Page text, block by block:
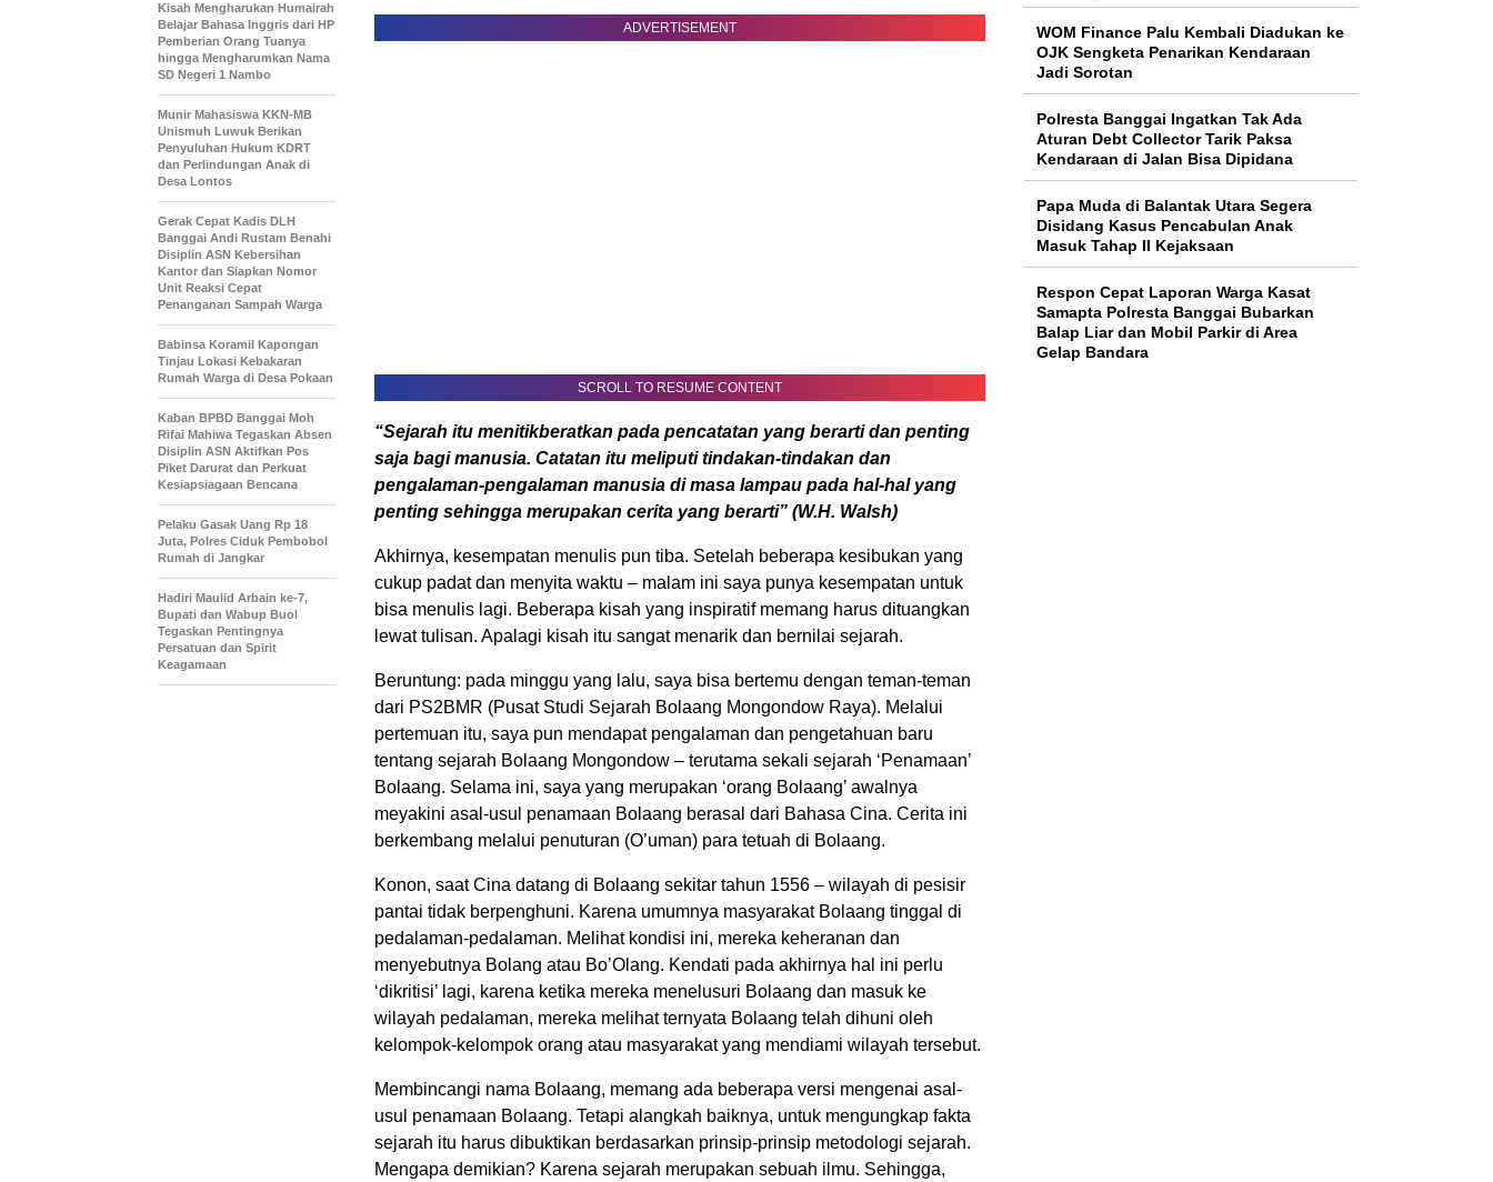
ADVERTISEMENT
SCROLL TO RESUME CONTENT
“Sejarah itu menitikberatkan pada pencatatan yang berarti dan penting
saja bagi manusia. Catatan itu meliputi tindakan-tindakan dan
pengalaman-pengalaman manusia di masa lampau pada hal-hal yang
penting sehingga merupakan cerita yang berarti” (W.H. Walsh)
Akhirnya, kesempatan menulis pun tiba. Setelah beberapa kesibukan yang
cukup padat dan menyita waktu – malam ini saya punya kesempatan untuk
bisa menulis lagi. Beberapa kisah yang inspiratif memang harus dituangkan
lewat tulisan. Apalagi kisah itu sangat menarik dan bernilai sejarah.
Beruntung: pada minggu yang lalu, saya bisa bertemu dengan teman-teman
dari PS2BMR (Pusat Studi Sejarah Bolaang Mongondow Raya). Melalui
pertemuan itu, saya pun mendapat pengalaman dan pengetahuan baru
tentang sejarah Bolaang Mongondow – terutama sekali sejarah ‘Penamaan’
Bolaang. Selama ini, saya yang merupakan ‘orang Bolaang’ awalnya
meyakini asal-usul penamaan Bolaang berasal dari Bahasa Cina. Cerita ini
berkembang melalui penuturan (O’uman) para tetuah di Bolaang.
Konon, saat Cina datang di Bolaang sekitar tahun 1556 – wilayah di pesisir
pantai tidak berpenghuni. Karena umumnya masyarakat Bolaang tinggal di
pedalaman-pedalaman. Melihat kondisi ini, mereka keheranan dan
menyebutnya Bolang atau Bo’Olang. Kendati pada akhirnya hal ini perlu
‘dikritisi’ lagi, karena ketika mereka menelusuri Bolaang dan masuk ke
wilayah pedalaman, mereka melihat ternyata Bolaang telah dihuni oleh
kelompok-kelompok orang atau masyarakat yang mendiami wilayah tersebut.
Membincangi nama Bolaang, memang ada beberapa versi mengenai asal-
usul penamaan Bolaang. Tetapi alangkah baiknya, untuk mengungkap fakta
sejarah itu harus dibuktikan berdasarkan prinsip-prinsip metodologi sejarah.
Mengapa demikian? Karena sejarah merupakan sebuah ilmu. Sehingga,
Kisah Mengharukan Humairah
Belajar Bahasa Inggris dari HP
Pemberian Orang Tuanya
hingga Mengharumkan Nama
SD Negeri 1 Nambo
Munir Mahasiswa KKN-MB
Unismuh Luwuk Berikan
Penyuluhan Hukum KDRT
dan Perlindungan Anak di
Desa Lontos
Gerak Cepat Kadis DLH
Banggai Andi Rustam Benahi
Disiplin ASN Kebersihan
Kantor dan Siapkan Nomor
Unit Reaksi Cepat
Penanganan Sampah Warga
Babinsa Koramil Kapongan
Tinjau Lokasi Kebakaran
Rumah Warga di Desa Pokaan
Kaban BPBD Banggai Moh
Rifai Mahiwa Tegaskan Absen
Disiplin ASN Aktifkan Pos
Piket Darurat dan Perkuat
Kesiapsiagaan Bencana
Pelaku Gasak Uang Rp 18
Juta, Polres Ciduk Pembobol
Rumah di Jangkar
Hadiri Maulid Arbain ke-7,
Bupati dan Wabup Buol
Tegaskan Pentingnya
Persatuan dan Spirit
Keagamaan
WOM Finance Palu Kembali Diadukan ke
OJK Sengketa Penarikan Kendaraan
Jadi Sorotan
Polresta Banggai Ingatkan Tak Ada
Aturan Debt Collector Tarik Paksa
Kendaraan di Jalan Bisa Dipidana
Papa Muda di Balantak Utara Segera
Disidang Kasus Pencabulan Anak
Masuk Tahap II Kejaksaan
Respon Cepat Laporan Warga Kasat
Samapta Polresta Banggai Bubarkan
Balap Liar dan Mobil Parkir di Area
Gelap Bandara